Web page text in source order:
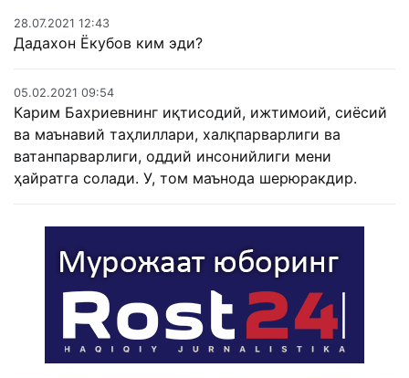
28.07.2021 12:43
Дадахон Ёкубов ким эди?
05.02.2021 09:54
Карим Бахриевнинг иқтисодий, ижтимоий, сиёсий
ва маънавий таҳлиллари, халқпарварлиги ва
ватанпарварлиги, оддий инсонийлиги мени
ҳайратга солади. У, том маънода шерюракдир.